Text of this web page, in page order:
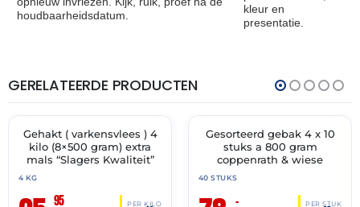
houdbaarheidsdatum.
kleur en
presentatie.
GERELATEERDE PRODUCTEN
✓ VAST ASSORTIMENT
THT:
13-
Gehakt ( varkensvlees ) 4
kilo (8×500 gram) extra
mals “Slagers Kwaliteit”
4 KG
95 PER KILO
✓ VAST ASSORTIMENT
Gesorteerd gebak 4 x 10
stuks a 800 gram
coppenrath & wiese
40 STUKS
– PER STUK